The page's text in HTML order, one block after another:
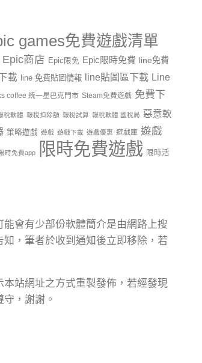
games免費遊戲清單
Epic商店 Epic限免 Epic限時免費 line免費
載 line 免費貼圖情報 line貼圖區下載 Line
coffee 統一星巴克門市 Steam免費遊戲 免費下
稅軟體 報稅扣除額 報稅試算 報稅軟體 國稅局 惡意軟
策略遊戲 遊戲 遊戲下載 遊戲優惠 遊戲庫 遊戲
限時免費app 限時免費遊戲 限時活
會有少部份軟體簡介是由網路上搜
，筆者於收到通知後立即移除，若
站網址之方式重製發佈，若經發現
，謝謝。